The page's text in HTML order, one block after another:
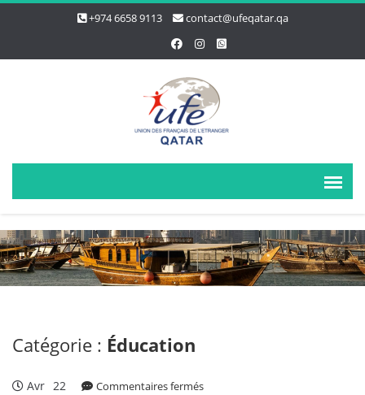
+974 6658 9113 contact@ufeqatar.qa
Catégorie : Éducation
Avr 22 Commentaires ferméssur